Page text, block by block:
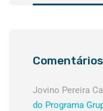
Comentários
Jovino Pereira
do Programa